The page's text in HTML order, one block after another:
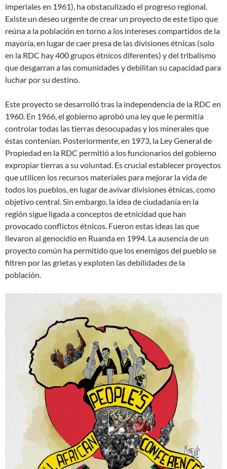
imperiales en 1961), ha obstaculizado el progreso regional.
Existe un deseo urgente de crear un proyecto de este tipo que
reúna a la población en torno a los intereses compartidos de la
mayoría, en lugar de caer presa de las divisiones étnicas (solo
en la RDC hay 400 grupos étnicos diferentes) y del tribalismo
que desgarran a las comunidades y debilitan su capacidad para
luchar por su destino.
Este proyecto se desarrolló tras la independencia de la RDC en
1960. En 1966, el gobierno aprobó una ley que le permitía
controlar todas las tierras desocupadas y los minerales que
éstas contenían. Posteriormente, en 1973, la Ley General de
Propiedad en la RDC permitió a los funcionarios del gobierno
expropiar tierras a su voluntad. Es crucial establecer proyectos
que utilicen los recursos materiales para mejorar la vida de
todos los pueblos, en lugar de avivar divisiones étnicas, como
objetivo central. Sin embargo, la idea de ciudadanía en la
región sigue ligada a conceptos de etnicidad que han
provocado conflictos étnicos. Fueron estas ideas las que
llevaron al genocidio en Ruanda en 1994. La ausencia de un
proyecto común ha permitido que los enemigos del pueblo se
filtren por las grietas y exploten las debilidades de la
población.